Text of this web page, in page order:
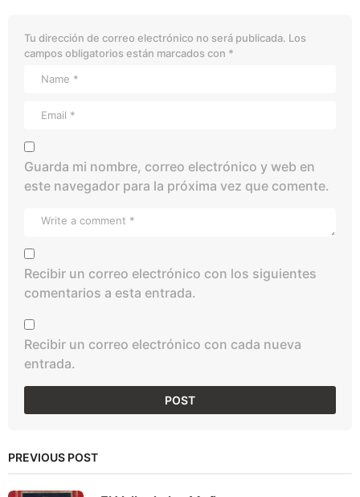
Tu dirección de correo electrónico no será publicada. Los
campos obligatorios están marcados con *
Guarda mi nombre, correo electrónico y web en
este navegador para la próxima vez que comente.
Recibir un correo electrónico con los siguientes
comentarios a esta entrada.
Recibir un correo electrónico con cada nueva
entrada.
PREVIOUS POST